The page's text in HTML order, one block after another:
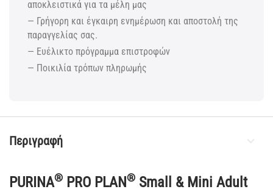
αποκλειστικά για τα μέλη μας
— Γρήγορη και έγκαιρη ενημέρωση και αποστολή της
παραγγελίας σας.
— Ευέλικτο πρόγραμμα επιστροφών
— Ποικιλία τρόπων πληρωμής
Περιγραφή
PURINA® PRO PLAN® Small & Mini Adult